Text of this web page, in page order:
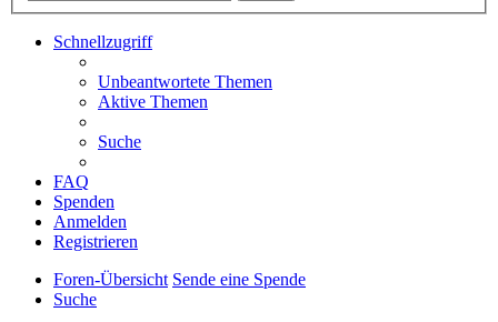
Schnellzugriff
Unbeantwortete Themen
Aktive Themen
Suche
FAQ
Spenden
Anmelden
Registrieren
Foren-Übersicht Sende eine Spende
Suche